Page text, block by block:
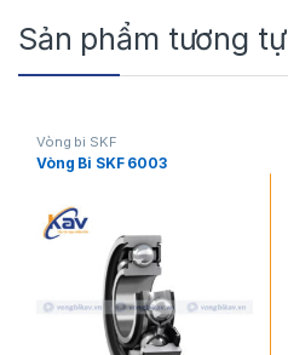
Sản phẩm tương tự
Vòng bi SKF
Vòng Bi SKF 6003